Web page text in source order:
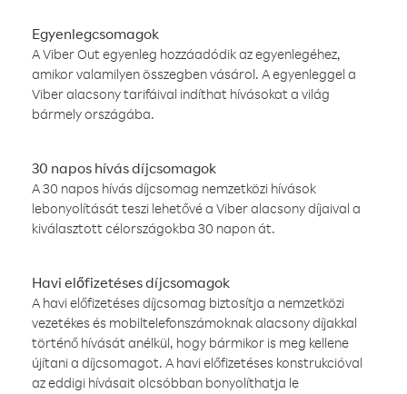
Egyenlegcsomagok
A Viber Out egyenleg hozzáadódik az egyenlegéhez,
amikor valamilyen összegben vásárol. A egyenleggel a
Viber alacsony tarifáival indíthat hívásokat a világ
bármely országába.
30 napos hívás díjcsomagok
A 30 napos hívás díjcsomag nemzetközi hívások
lebonyolítását teszi lehetővé a Viber alacsony díjaival a
kiválasztott célországokba 30 napon át.
Havi előfizetéses díjcsomagok
A havi előfizetéses díjcsomag biztosítja a nemzetközi
vezetékes és mobiltelefonszámoknak alacsony díjakkal
történő hívását anélkül, hogy bármikor is meg kellene
újítani a díjcsomagot. A havi előfizetéses konstrukcióval
az eddigi hívásait olcsóbban bonyolíthatja le